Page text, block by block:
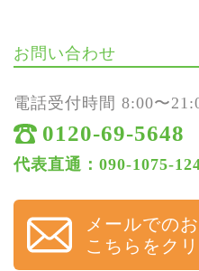
お問い合わせ
電話受付時間 8:00〜
0120-69-5648
代表直通：090-1075-
メールでの
こちらをク